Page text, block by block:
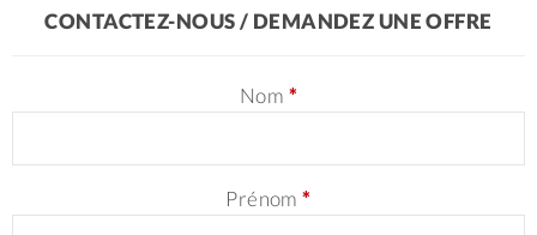
CONTACTEZ-NOUS / DEMANDEZ UNE OFFRE
Nom *
Prénom*